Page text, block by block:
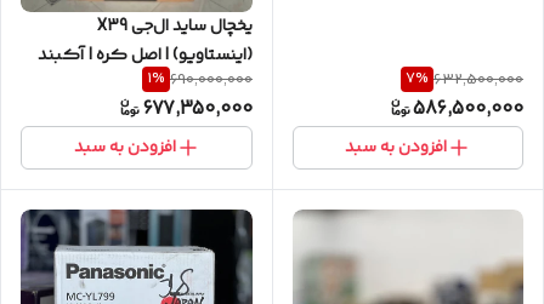
632,500,000
7%
586,500,000
افزودن به سبد
یخچال ساید ال‌جی X39
(اینستاویو) | اصل کره | آکبند
690,000,000
1%
677,350,000
افزودن به سبد